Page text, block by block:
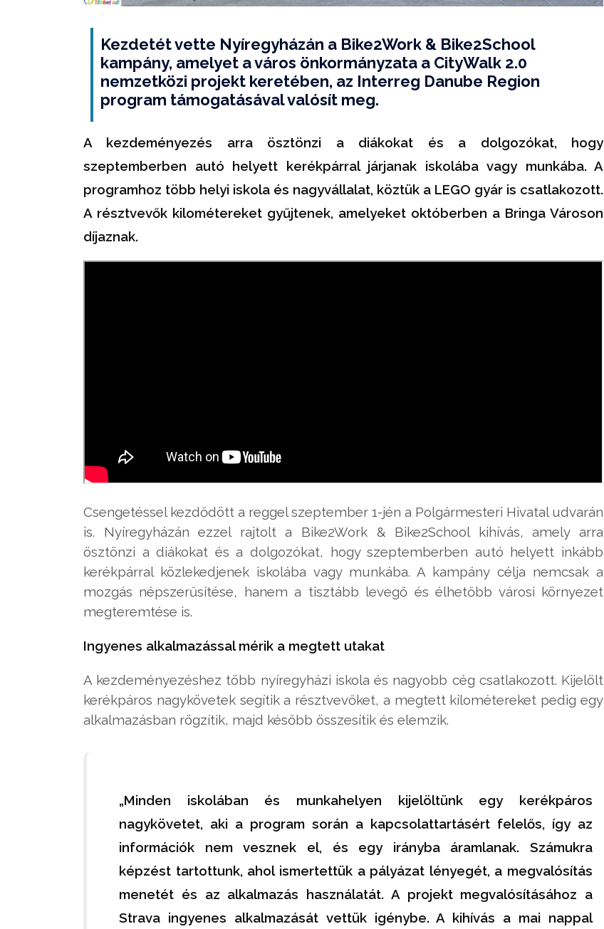
Kezdetét vette Nyíregyházán a Bike2Work & Bike2School
kampány, amelyet a város önkormányzata a CityWalk 2.0
nemzetközi projekt keretében, az Interreg Danube Region
program támogatásával valósít meg.
A kezdeményezés arra ösztönzi a diákokat és a dolgozókat, hogy
szeptemberben autó helyett kerékpárral járjanak iskolába vagy munkába. A
programhoz több helyi iskola és nagyvállalat, köztük a LEGO gyár is csatlakozott.
A résztvevők kilométereket gyűjtenek, amelyeket októberben a Bringa Városon
díjaznak.
Csengetéssel kezdődött a reggel szeptember 1-jén a Polgármesteri Hivatal udvarán
is. Nyíregyházán ezzel rajtolt a Bike2Work & Bike2School kihívás, amely arra
ösztönzi a diákokat és a dolgozókat, hogy szeptemberben autó helyett inkább
kerékpárral közlekedjenek iskolába vagy munkába. A kampány célja nemcsak a
mozgás népszerűsítése, hanem a tisztább levegő és élhetőbb városi környezet
megteremtése is.
Ingyenes alkalmazással mérik a megtett utakat
A kezdeményezéshez több nyíregyházi iskola és nagyobb cég csatlakozott. Kijelölt
kerékpáros nagykövetek segítik a résztvevőket, a megtett kilométereket pedig egy
alkalmazásban rögzítik, majd később összesítik és elemzik.
„Minden iskolában és munkahelyen kijelöltünk egy kerékpáros
nagykövetet, aki a program során a kapcsolattartásért felelős, így az
információk nem vesznek el, és egy irányba áramlanak. Számukra
képzést tartottunk, ahol ismertettük a pályázat lényegét, a megvalósítás
menetét és az alkalmazás használatát. A projekt megvalósításához a
Strava ingyenes alkalmazását vettük igénybe. A kihívás a mai nappal